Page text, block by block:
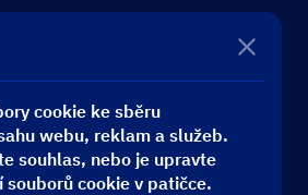
cookie ke sběru
webu, reklam a služeb.
souhlas, nebo je upravte
souborů cookie v patičce.